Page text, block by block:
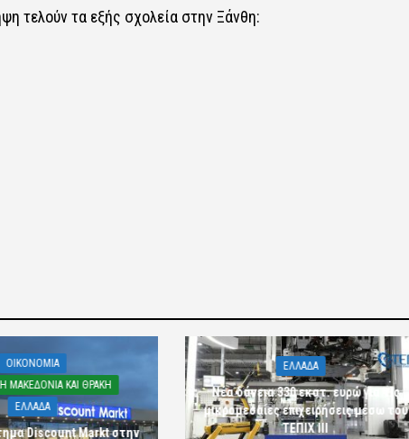
τελούν τα εξής σχολεία στην Ξάνθη:
OIKONOMIA
ΜΑΚΕΔΟΝΙΑ ΚΑΙ ΘΡΑΚΗ
ΕΛΛΑΔΑ
Discount Markt στην
ΕΛΛΑΔΑ
Νέα δάνεια 330 εκατ. ευρώ για τις
μικρομεσαίες επιχειρήσεις μέσω του
ΤΕΠΙΧ ΙΙΙ